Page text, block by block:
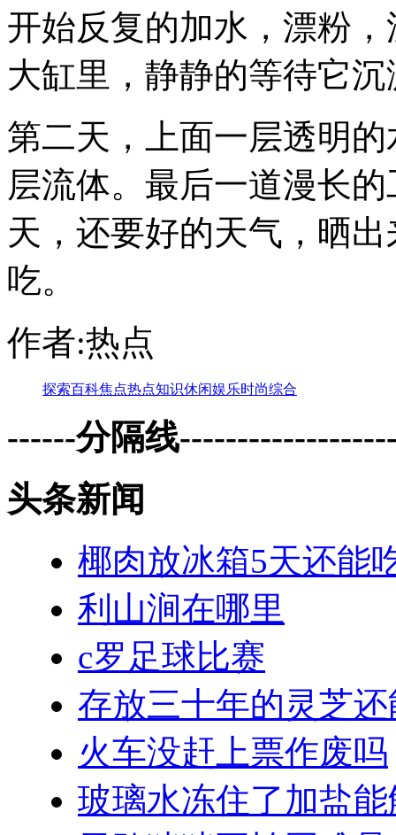
开始反复的加水，漂粉
大缸里，静静的等待它
第二天，上面一层透明
层流体。最后一道漫长
天，还要好的天气，晒
吃。
作者:热点
探索百科焦点热点知识休闲娱乐时尚综合
------分隔线
头条新闻
椰肉放冰箱5天还能
利山涧在哪里
c罗足球比赛
存放三十年的灵芝
火车没赶上票作废吗
玻璃水冻住了加盐